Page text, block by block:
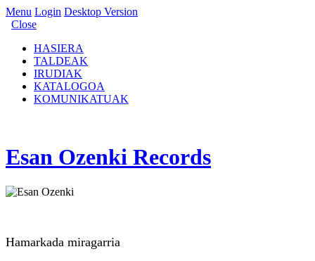
Menu Login Desktop Version
Close
HASIERA
TALDEAK
IRUDIAK
KATALOGOA
KOMUNIKATUAK
Esan Ozenki Records
Hamarkada miragarria